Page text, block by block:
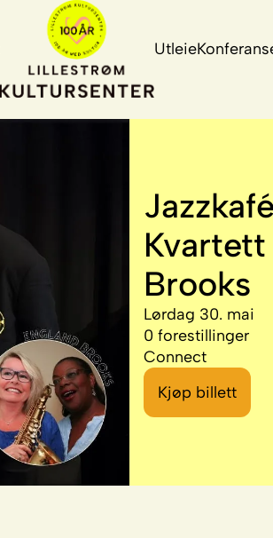
Utleie
Brooks
Lørdag 30. mai
0 forestillinger
Connect
Kjøp billett